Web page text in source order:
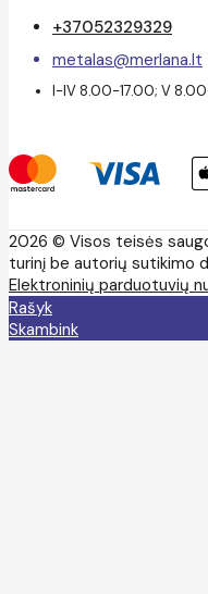
+37052329329
metalas@merlana.lt
I-IV 8.00-17.00; V
2026 © Visos teisės
turinį be autorių sutikimo
Elektroninių parduotuvių
Rašyk
Skambink